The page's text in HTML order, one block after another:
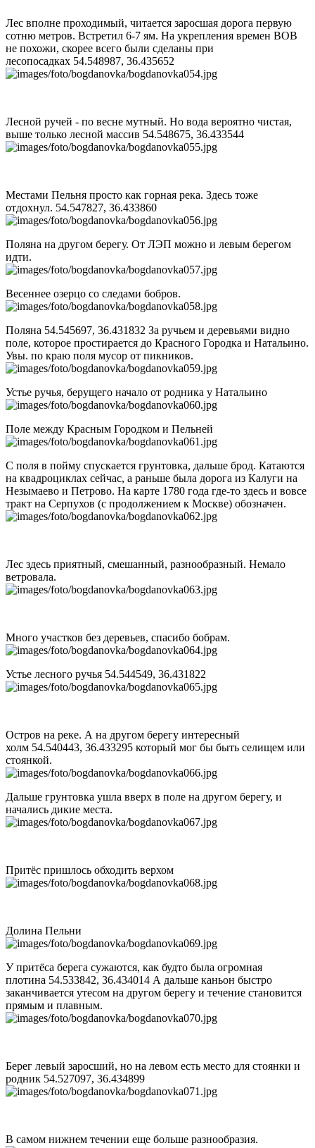
Лес вполне проходимый, читается заросшая дорога первую
сотню метров. Встретил 6-7 ям. На укрепления времен ВОВ
не похожи, скорее всего были сделаны при
лесопосадках 54.548987, 36.435652
Лесной ручей - по весне мутный. Но вода вероятно чистая,
выше только лесной массив 54.548675, 36.433544
Местами Пельня просто как горная река. Здесь тоже
отдохнул. 54.547827, 36.433860
Поляна на другом берегу. От ЛЭП можно и левым берегом
идти.
Весеннее озерцо со следами бобров.
Поляна 54.545697, 36.431832 За ручьем и деревьями видно
поле, которое простирается до Красного Городка и Натальино.
Увы. по краю поля мусор от пикников.
Устье ручья, берущего начало от родника у Натальино
Поле между Красным Городком и Пельней
С поля в пойму спускается грунтовка, дальше брод. Катаются
на квадроциклах сейчас, а раньше была дорога из Калуги на
Незымаево и Петрово. На карте 1780 года где-то здесь и вовсе
тракт на Серпухов (с продолжением к Москве) обозначен.
Лес здесь приятный, смешанный, разнообразный. Немало
ветровала.
Много участков без деревьев, спасибо бобрам.
Устье лесного ручья 54.544549, 36.431822
Остров на реке. А на другом берегу интересный
холм 54.540443, 36.433295 который мог бы быть селищем или
стоянкой.
Дальше грунтовка ушла вверх в поле на другом берегу, и
начались дикие места.
Притёс пришлось обходить верхом
Долина Пельни
У притёса берега сужаются, как будто была огромная
плотина 54.533842, 36.434014 А дальше каньон быстро
заканчивается утесом на другом берегу и течение становится
прямым и плавным.
Берег левый заросший, но на левом есть место для стоянки и
родник 54.527097, 36.434899
В самом нижнем течении еще больше разнообразия.